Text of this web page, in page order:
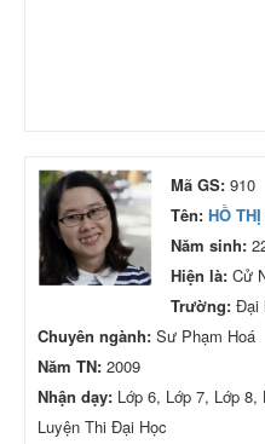
Mã GS: 910
Tên: HỒ
Năm sinh:
Hiện là: Cử
Trường: Đại
Chuyên ngành: Sư Phạm Hoá
Năm TN: 2009
Nhận dạy: Lớp 6, Lớp 7, Lớp 8,
Luyện Thi Đại Học